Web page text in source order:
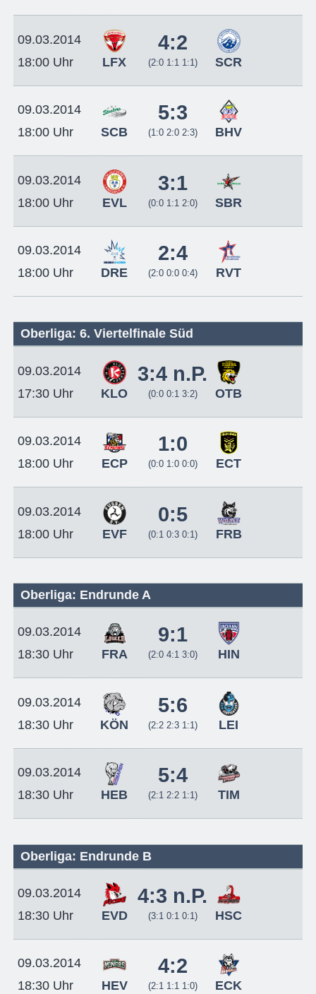
09.03.2014
18:00 Uhr
LFX
4:2
(2:0 1:1 1:1) SCR
09.03.2014
18:00 Uhr
SCB
5:3
(1:0 2:0 2:3) BHV
09.03.2014
18:00 Uhr
EVL
3:1
(0:0 1:1 2:0) SBR
09.03.2014
18:00 Uhr
DRE
2:4
(2:0 0:0 0:4) RVT
Oberliga: 6. Viertelfinale Süd
09.03.2014
17:30 Uhr
KLO
3:4 n.P.
(0:0 0:1 3:2) OTB
09.03.2014
18:00 Uhr
ECP
1:0
(0:0 1:0 0:0) ECT
09.03.2014
18:00 Uhr
EVF
0:5
(0:1 0:3 0:1) FRB
Oberliga: Endrunde A
09.03.2014
18:30 Uhr
FRA
9:1
(2:0 4:1 3:0) HIN
09.03.2014
18:30 Uhr
KÖN
5:6
(2:2 2:3 1:1) LEI
09.03.2014
18:30 Uhr
HEB
5:4
(2:1 2:2 1:1) TIM
Oberliga: Endrunde B
09.03.2014
18:30 Uhr
EVD
4:3 n.P.
(3:1 0:1 0:1) HSC
09.03.2014
18:30 Uhr
HEV
4:2
(2:1 1:1 1:0) ECK